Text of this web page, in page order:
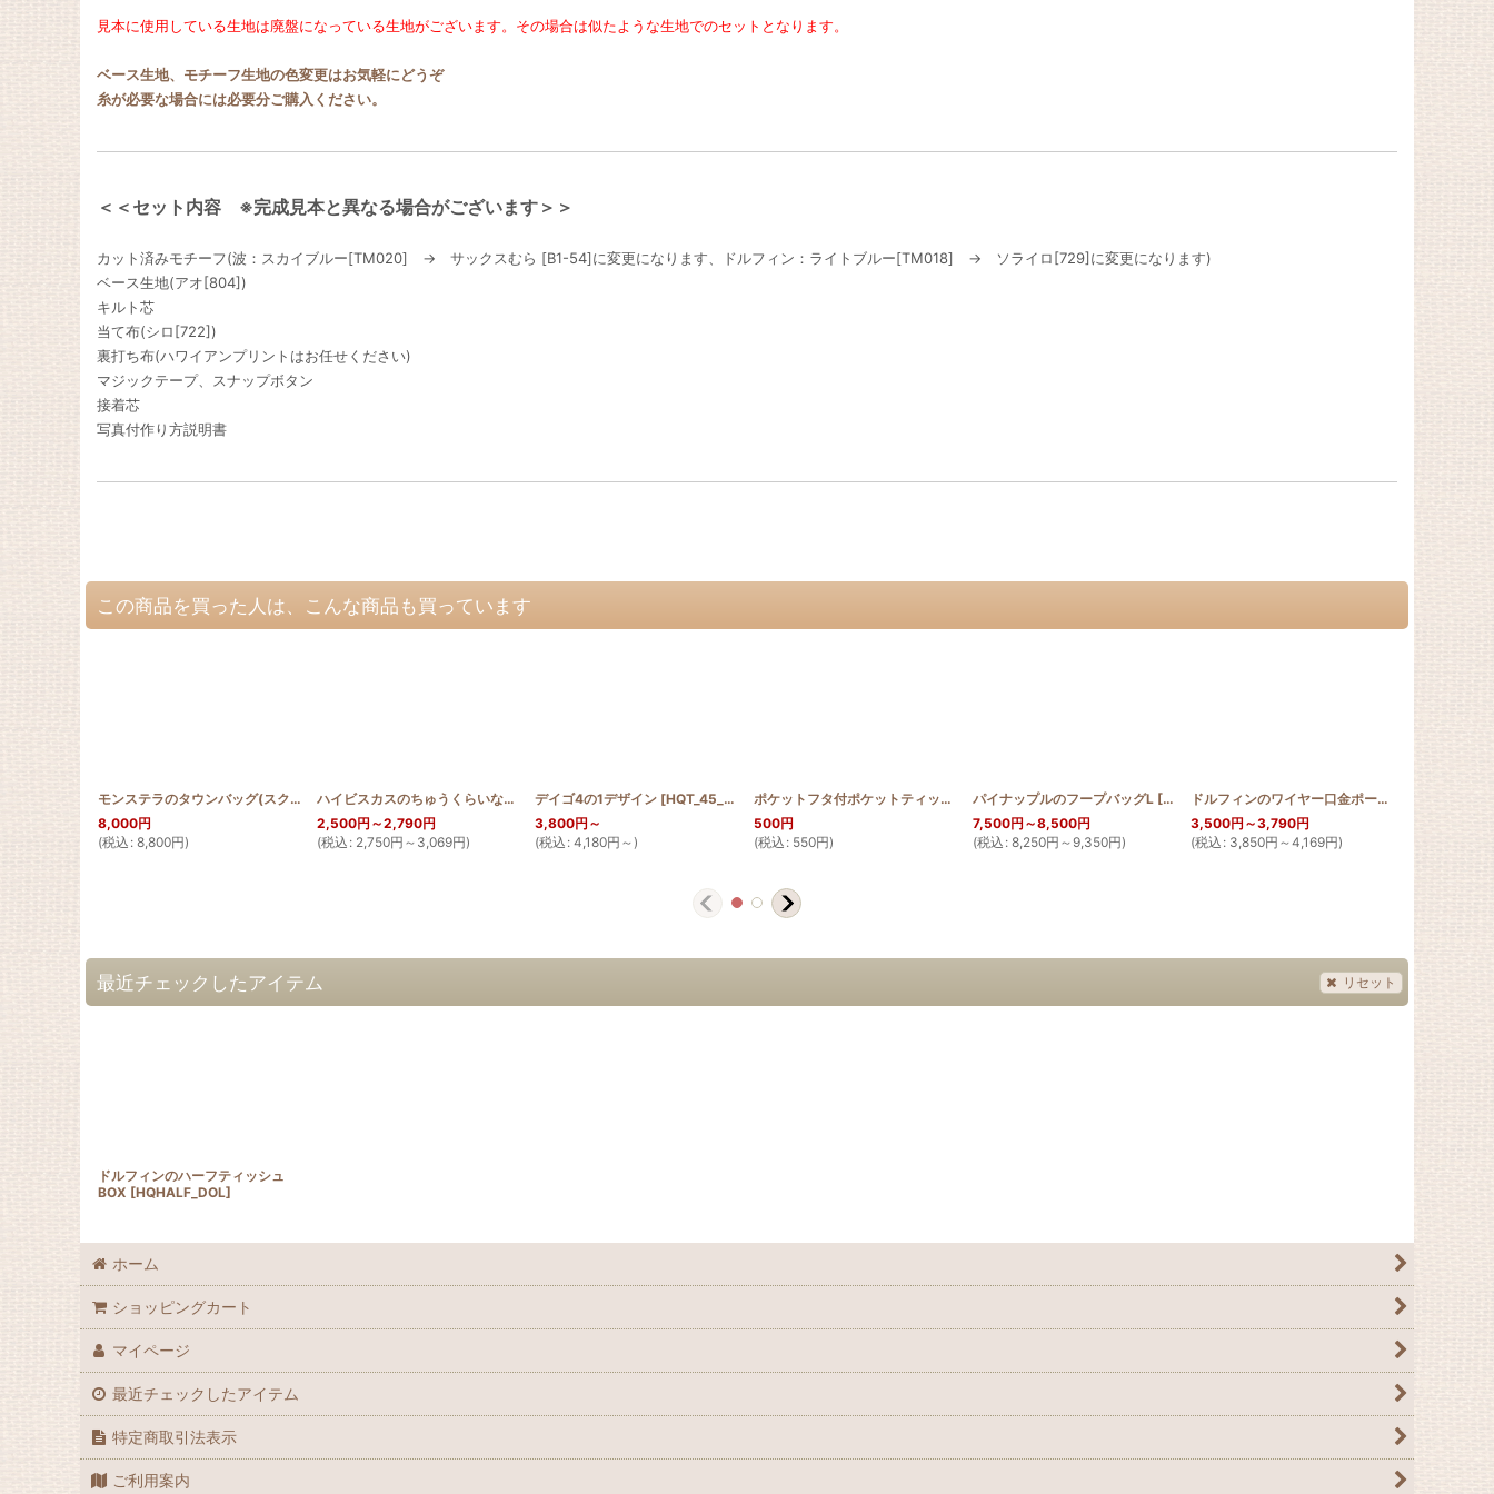
見本に使用している生地は廃盤になっている生地がございます。その場合は似たような生地でのセットとなります。
ベース生地、モチーフ生地の色変更はお気軽にどうぞ
糸が必要な場合には必要分ご購入ください。
＜＜セット内容 ※完成見本と異なる場合がございます＞＞
カット済みモチーフ(波：スカイブルー[TM020] → サックスむら [B1-54]に変更になります、ドルフィン：ライトブルー[TM018] → ソライロ[729]に変更になります)
ベース生地(アオ[804])
キルト芯
当て布(シロ[722])
裏打ち布(ハワイアンプリントはお任せください)
マジックテープ、スナップボタン
接着芯
写真付作り方説明書
この商品を買った人は、こんな商品も買っています
モンステラのタウンバッグ(スクロールデザイン) [SCROLL_BAG_MON
8,000円
(税込 : 8,800円)
ハイビスカスのちゅうくらいなキャラメルポーチ [HQKP_HIB]
2,500円 ～2,790円
(税込 : 2,750円 ～3,069円)
デイゴ4の1デザイン [HQT_45_DEIGO
]
3,800円 ～
(税込 : 4,180円 ～)
ポケットフタ付ポケットティッシュケース ティアレ3枚 [HQPO_4_TIA
500円
(税込 : 550円)
パイナップルのフープバッグL [HQFP45_UKU]
7,500円 ～8,500円
(税込 : 8,250円 ～9,350円)
ドルフィンのワイヤー口金ポーチ18cm
3,500円 ～3,790円
(税込 : 3,850円 ～4,169円)
最近チェックしたアイテム リセット
ドルフィンのハーフティッシュ
BOX [HQHALF_DOL]
ホーム
ショッピングカート
マイページ
最近チェックしたアイテム
特定商取引法表示
ご利用案内